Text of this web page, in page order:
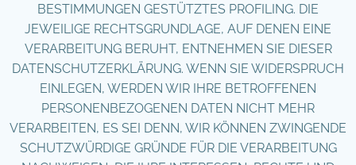
BESTIMMUNGEN GESTÜTZTES PROFILING. DIE
JEWEILIGE RECHTSGRUNDLAGE, AUF DENEN EINE
VERARBEITUNG BERUHT, ENTNEHMEN SIE DIESER
DATENSCHUTZERKLÄRUNG. WENN SIE WIDERSPRUCH
EINLEGEN, WERDEN WIR IHRE BETROFFENEN
PERSONENBEZOGENEN DATEN NICHT MEHR
VERARBEITEN, ES SEI DENN, WIR KÖNNEN ZWINGENDE
SCHUTZWÜRDIGE GRÜNDE FÜR DIE VERARBEITUNG